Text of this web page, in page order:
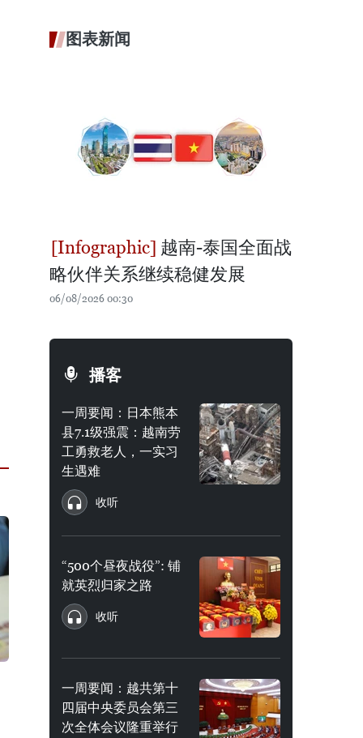
图表新闻
越南-泰国全面战
略伙伴关系继续稳健发展
06/08/2026 00:30
播客
一周要闻：日本熊本
县7.1级强震：越南劳
工勇救老人，一实习
生遇难
收听
“500个昼夜战役”: 铺
就英烈归家之路
收听
一周要闻：越共第十
四届中央委员会第三
次全体会议隆重举行